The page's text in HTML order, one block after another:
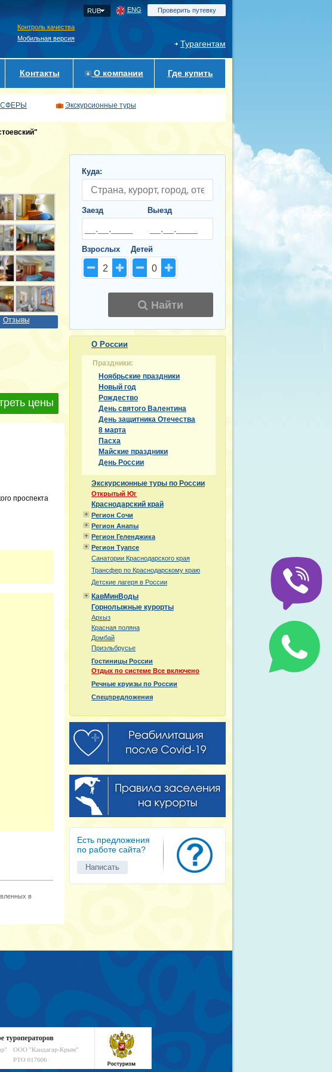
Контроль качества
Мобильная версия
RUB ENG Проверить путевку
Турагентам
Контакты О компании Где купить
Экскурсионные туры
Отзывы
цены
проспекта
в
Куда:
Заезд Выезд
Взрослых
2
Детей
0
Найти
О России
Праздники:
Ноябрьские праздники
Новый год
Рождество
День святого Валентина
День защитника Отечества
8 марта
Пасха
Майские праздники
День России
Экскурсионные туры по России
Открытый Юг
Краснодарский край
Регион Сочи
Регион Анапы
Регион Геленджика
Регион Туапсе
Санатории Краснодарского края
Трансфер по Краснодарскому краю
Детские лагеря в России
КавМинВоды
Горнолыжные курорты
Архыз
Красная поляна
Домбай
Приэльбрусье
Гостиницы России
Отдых по системе Все включено
Речные круизы по России
Спецпредложения
Есть предложения
по работе сайта?
Написать